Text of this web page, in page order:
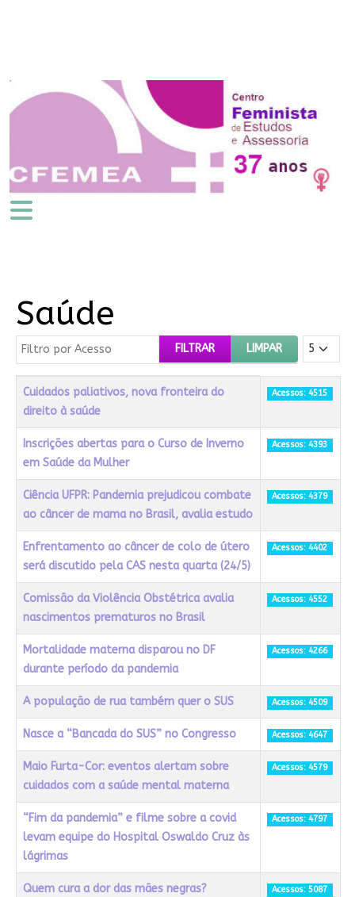
Saúde
Filtro por Acesso FILTRAR LIMPAR Mostrar #
Título Acessos
Cuidados paliativos, nova fronteira do
direito à saúde
Acessos: 4515
Inscrições abertas para o Curso de Inverno
em Saúde da Mulher
Acessos: 4393
Ciência UFPR: Pandemia prejudicou combate
ao câncer de mama no Brasil, avalia estudo
Acessos: 4379
Enfrentamento ao câncer de colo de útero
será discutido pela CAS nesta quarta (24/5)
Acessos: 4402
Comissão da Violência Obstétrica avalia
nascimentos prematuros no Brasil
Acessos: 4552
Mortalidade materna disparou no DF
durante período da pandemia
Acessos: 4266
A população de rua também quer o SUS Acessos: 4509
Nasce a “Bancada do SUS” no Congresso Acessos: 4647
Maio Furta-Cor: eventos alertam sobre
cuidados com a saúde mental materna
Acessos: 4579
“Fim da pandemia” e filme sobre a covid
levam equipe do Hospital Oswaldo Cruz às
lágrimas
Acessos: 4797
Quem cura a dor das mães negras? Acessos: 5087